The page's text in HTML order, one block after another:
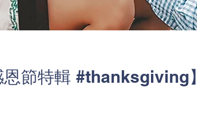
恩節特輯 #thanksgiving】